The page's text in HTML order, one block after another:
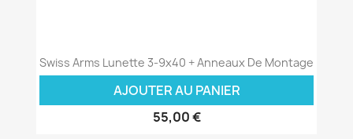
Swiss Arms Lunette 3-9x40 + Anneaux De Montage
AJOUTER AU PANIER
55,00 €